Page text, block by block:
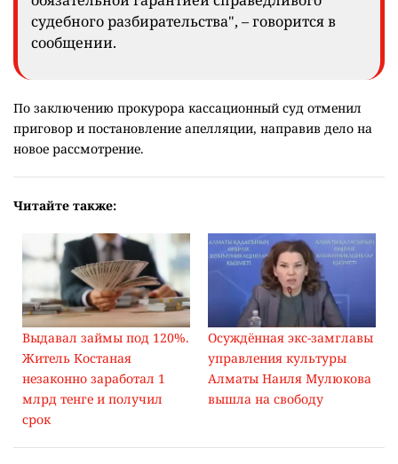
судебного разбирательства", – говорится в
сообщении.
По заключению прокурора кассационный суд отменил
приговор и постановление апелляции, направив дело на
новое рассмотрение.
Читайте также:
Выдавал займы под 120%.
Житель Костаная
незаконно заработал 1
млрд тенге и получил
срок
Осуждённая экс-замглавы
управления культуры
Алматы Наиля Мулюкова
вышла на свободу